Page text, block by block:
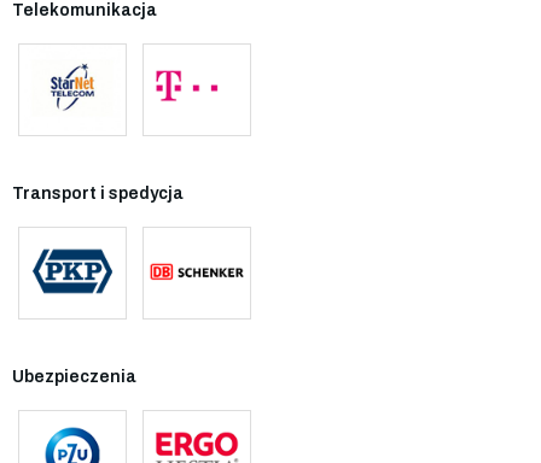
Telekomunikacja
Transport i spedycja
Ubezpieczenia